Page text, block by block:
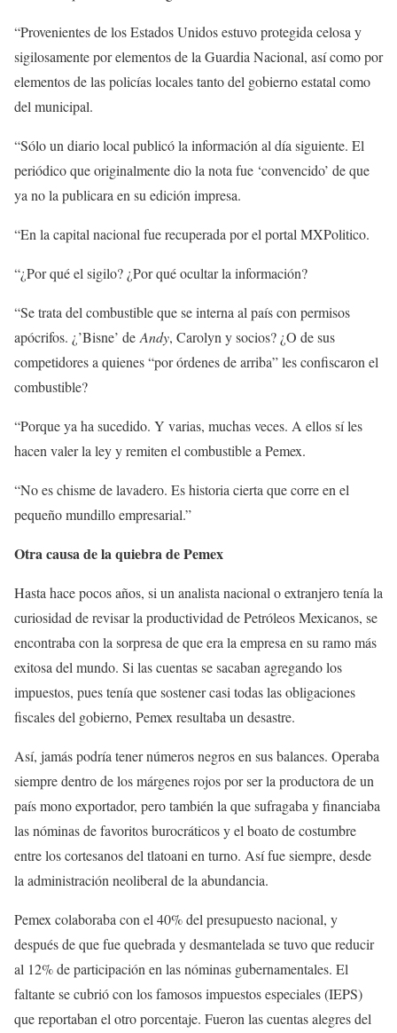
“Provenientes de los Estados Unidos estuvo protegida celosa y
sigilosamente por elementos de la Guardia Nacional, así como por
elementos de las policías locales tanto del gobierno estatal como
del municipal.
“Sólo un diario local publicó la información al día siguiente. El
periódico que originalmente dio la nota fue ‘convencido’ de que
ya no la publicara en su edición impresa.
“En la capital nacional fue recuperada por el portal MXPolitico.
“¿Por qué el sigilo? ¿Por qué ocultar la información?
“Se trata del combustible que se interna al país con permisos
apócrifos. ¿’Bisne’ de Andy, Carolyn y socios? ¿O de sus
competidores a quienes “por órdenes de arriba” les confiscaron el
combustible?
“Porque ya ha sucedido. Y varias, muchas veces. A ellos sí les
hacen valer la ley y remiten el combustible a Pemex.
“No es chisme de lavadero. Es historia cierta que corre en el
pequeño mundillo empresarial.”
Otra causa de la quiebra de Pemex
Hasta hace pocos años, si un analista nacional o extranjero tenía la
curiosidad de revisar la productividad de Petróleos Mexicanos, se
encontraba con la sorpresa de que era la empresa en su ramo más
exitosa del mundo. Si las cuentas se sacaban agregando los
impuestos, pues tenía que sostener casi todas las obligaciones
fiscales del gobierno, Pemex resultaba un desastre.
Así, jamás podría tener números negros en sus balances. Operaba
siempre dentro de los márgenes rojos por ser la productora de un
país mono exportador, pero también la que sufragaba y financiaba
las nóminas de favoritos burocráticos y el boato de costumbre
entre los cortesanos del tlatoani en turno. Así fue siempre, desde
la administración neoliberal de la abundancia.
Pemex colaboraba con el 40% del presupuesto nacional, y
después de que fue quebrada y desmantelada se tuvo que reducir
al 12% de participación en las nóminas gubernamentales. El
faltante se cubrió con los famosos impuestos especiales (IEPS)
que reportaban el otro porcentaje. Fueron las cuentas alegres del